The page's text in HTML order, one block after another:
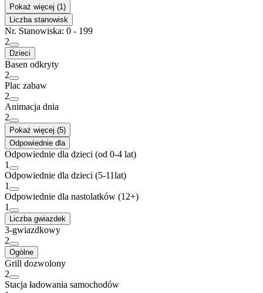
Pokaż więcej (1)
Liczba stanowisk
Nr. Stanowiska: 0 - 199
2
Dzieci
Basen odkryty
2
Plac zabaw
2
Animacja dnia
2
Pokaż więcej (5)
Odpowiednie dla
Odpowiednie dla dzieci (od 0-4 lat)
1
Odpowiednie dla dzieci (5-11lat)
1
Odpowiednie dla nastolatków (12+)
1
Liczba gwiazdek
3-gwiazdkowy
2
Ogólne
Grill dozwolony
2
Stacja ładowania samochodów